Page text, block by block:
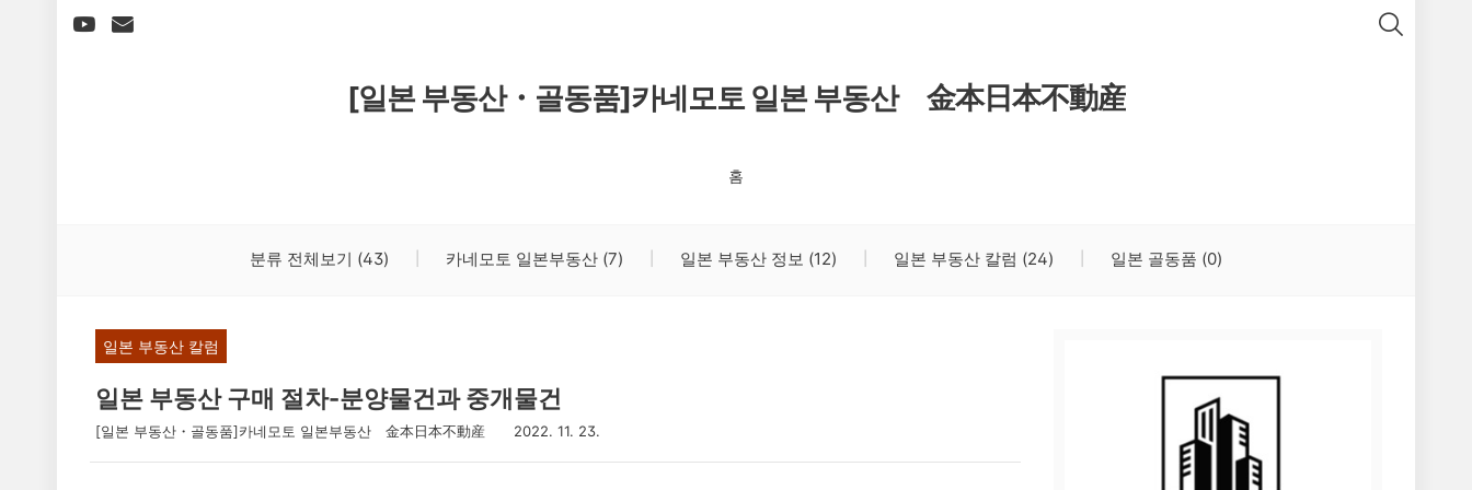
[일본 부동산・골동품]카네모토 일본 부동산 金本日本不動産
홈
분류 전체보기 (43) 카네모토 일본부동산 (7) 일본 부동산 정보 (12) 일본 부동산 칼럼 (24) 일본 골동품 (0)
일본 부동산 칼럼
일본 부동산 구매 절차-분양물건과 중개물건
[일본 부동산・골동품]카네모토 일본부동산 金本日本不動産 2022. 11. 23.